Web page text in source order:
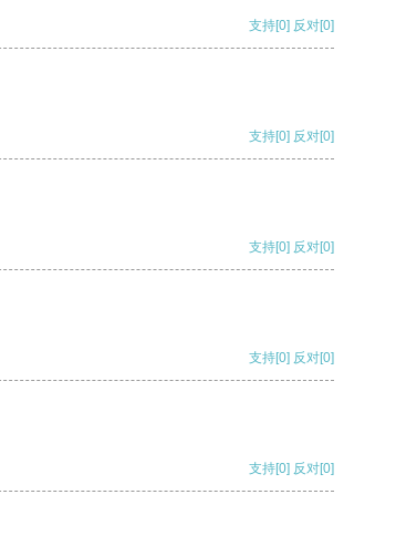
支持[0] 反对[0]
支持[0] 反对[0]
支持[0] 反对[0]
支持[0] 反对[0]
支持[0] 反对[0]